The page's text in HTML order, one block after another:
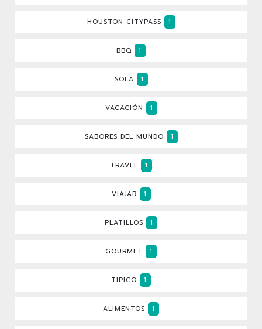
HOUSTON CITYPASS 1
BBQ 1
SOLA 1
VACACIÓN 1
SABORES DEL MUNDO 1
TRAVEL 1
VIAJAR 1
PLATILLOS 1
GOURMET 1
TIPICO 1
ALIMENTOS 1